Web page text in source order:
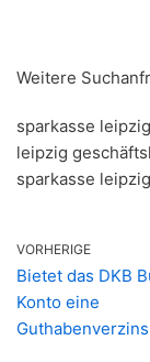
Weitere
sparkasse
leipzig
sparkasse
VORHERIGE
Bietet das DKB
Konto eine